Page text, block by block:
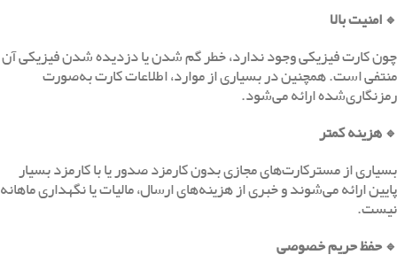
🔹امنیت بالا
چون کارت فیزیکی وجود ندارد، خطر گم شدن یا دزدیده شدن فیزیکی آن
منتفی است. همچنین در بسیاری از موارد، اطلاعات کارت به‌صورت
رمزنگاری‌شده ارائه می‌شود.
🔹هزینه کمتر
بسیاری از مسترکارت‌های مجازی بدون کارمزد صدور یا با کارمزد بسیار
پایین ارائه می‌شوند و خبری از هزینه‌های ارسال، مالیات یا نگهداری ماهانه
نیست.
🔹حفظ حریم خصوصی